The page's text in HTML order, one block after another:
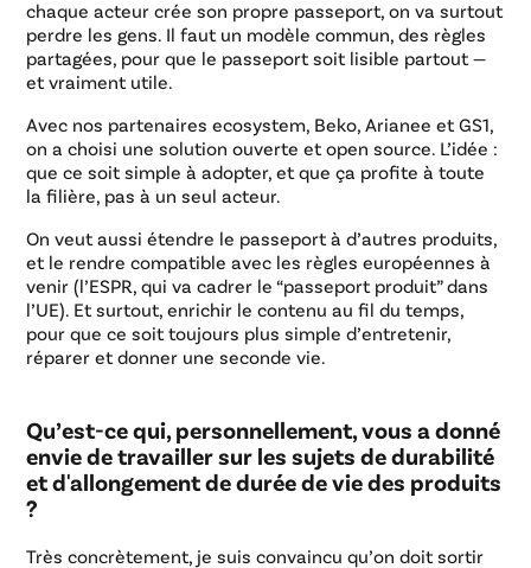
chaque acteur crée son propre passeport, on va surtout
perdre les gens. Il faut un modèle commun, des règles
partagées, pour que le passeport soit lisible partout —
et vraiment utile.
Avec nos partenaires ecosystem, Beko, Arianee et GS1,
on a choisi une solution ouverte et open source. L’idée :
que ce soit simple à adopter, et que ça profite à toute
la filière, pas à un seul acteur.
On veut aussi étendre le passeport à d’autres produits,
et le rendre compatible avec les règles européennes à
venir (l’ESPR, qui va cadrer le “passeport produit” dans
l’UE). Et surtout, enrichir le contenu au fil du temps,
pour que ce soit toujours plus simple d’entretenir,
réparer et donner une seconde vie.
Qu’est-ce qui, personnellement, vous a donné
envie de travailler sur les sujets de durabilité
et d'allongement de durée de vie des produits
?
Très concrètement, je suis convaincu qu’on doit sortir